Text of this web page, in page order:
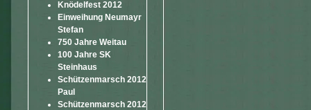
Knödelfest 2012
Einweihung Neumayr
Stefan
750 Jahre Weitau
100 Jahre SK
Steinhaus
Schützenmarsch 2012
Paul
Schützenmarsch 2012